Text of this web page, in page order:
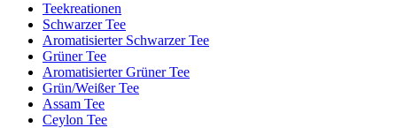
Teekreationen
Schwarzer Tee
Aromatisierter Schwarzer Tee
Grüner Tee
Aromatisierter Grüner Tee
Grün/Weißer Tee
Assam Tee
Ceylon Tee